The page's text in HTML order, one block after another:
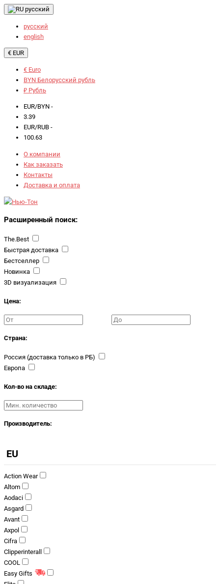
русский
русский
english
€ EUR
€ Euro
BYN Белорусский рубль
₽ Рубль
EUR/BYN -
3.39
EUR/RUB -
100.63
О компании
Как заказать
Контакты
Доставка и оплата
Расширенный поиск:
The.Best
Быстрая доставка
Бестселлер
Новинка
3D визуализация
Цена:
Страна:
Россия (доставка только в РБ)
Европа
Кол-во на складе:
Производитель:
EU
Action Wear
Altom
Aodaci
Asgard
Avant
Axpol
Cifra
Clipperinterall
COOL
Easy Gifts